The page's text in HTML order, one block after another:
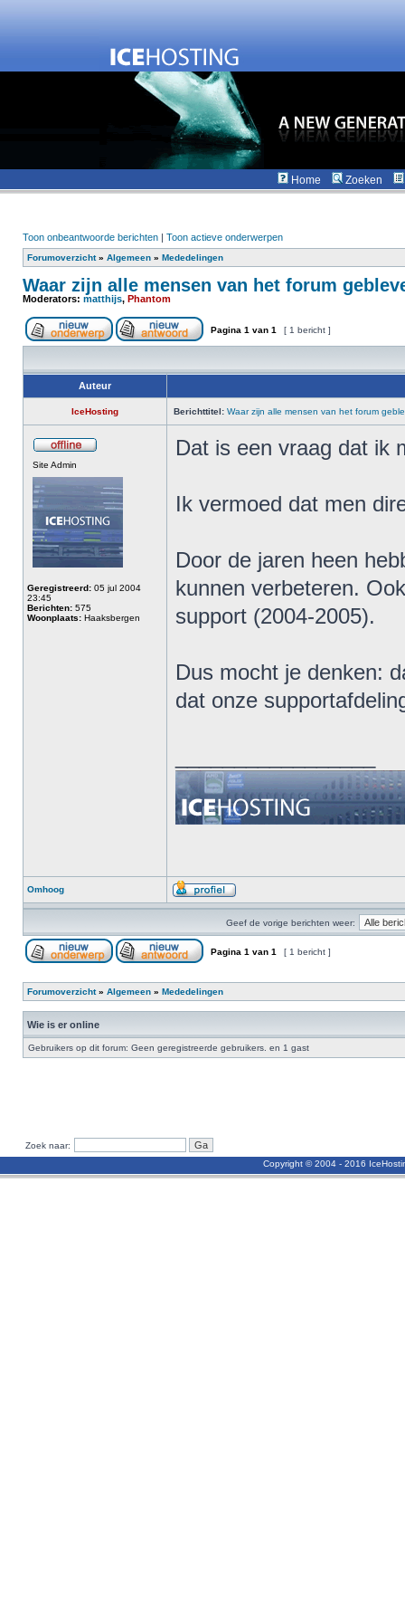
Home Zoeken
Toon onbeantwoorde berichten | Toon actieve onderwerpen
Forumoverzicht» Algemeen » Mededelingen
Waar zijn alle mensen van het forum
Moderators: matthijs, Phantom
Pagina 1 van 1 [ 1 bericht ]
Auteur
IceHosting Berichttitel: Waar zijn alle mensen van het forum
Site Admin
Geregistreerd: 05 jul 2004
23:45
Berichten: 575
Woonplaats: Haaksbergen
Dat is een vraag dat ik
Ik vermoed dat men
Door de jaren heen
kunnen verbeteren.
support (2004-2005).
Dus mocht je denken:
dat onze
Omhoog
Geef de vorige berichten weer:
Pagina 1 van 1 [ 1 bericht ]
Forumoverzicht» Algemeen » Mededelingen
Wie is er online
Gebruikers op dit forum: Geen geregistreerde gebruikers. en 1 gast
Zoek naar:
Copyright © 2004 - 2016